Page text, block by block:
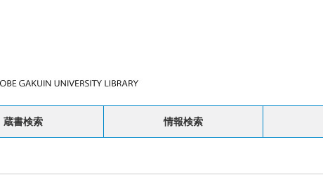
蔵書検索 情報検索